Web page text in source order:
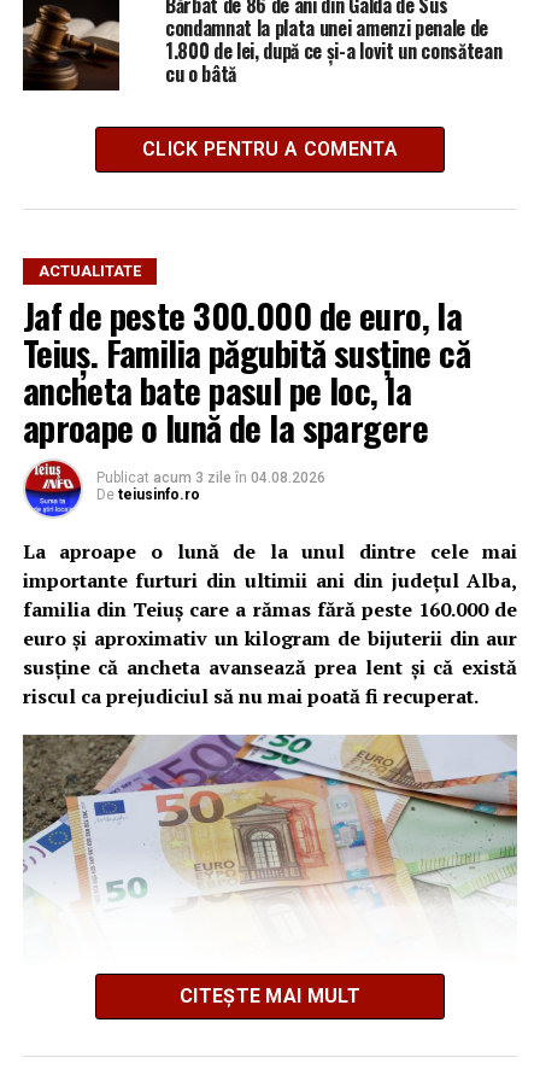
condamnat la plata unei amenzi penale de
1.800 de lei, după ce și-a lovit un consătean
cu o bâtă
CLICK PENTRU A COMENTA
ACTUALITATE
Jaf de peste 300.000 de euro, la
Teiuș. Familia păgubită susține că
ancheta bate pasul pe loc, la
aproape o lună de la spargere
Publicat acum 3 zile în 04.08.2026
De teiusinfo.ro
La aproape o lună de la unul dintre cele mai
importante furturi din ultimii ani din județul Alba,
familia din Teiuș care a rămas fără peste 160.000 de
euro și aproximativ un kilogram de bijuterii din aur
susține că ancheta avansează prea lent și că există
riscul ca prejudiciul să nu mai poată fi recuperat.
CITEȘTE MAI MULT